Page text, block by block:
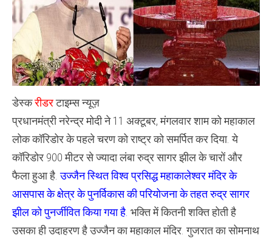
महाकाल
भव्य
उद्धघाटन
,
डेस्करीडरटाइम्स न्यूज़
प्रधानमंत्री नरेन्द्र मोदी ने 11 अक्‍टूबर, मंगलवार शाम को महाकाल
लोक कॉरिडोर के पहले चरण को राष्ट्र को समर्पित कर दिया. ये
कॉरिडोर 900 मीटर से ज्‍यादा लंबा रुद्र सागर झील के चारों और
फैला हुआ है. उज्जैन स्थित विश्व प्रसिद्ध महाकालेश्वर मंदिर के
आसपास के क्षेत्र के पुनर्विकास की परियोजना के तहत रुद्र सागर
झील को पुनर्जीवित किया गया है. भक्ति में कितनी शक्ति होती है
उसका ही उदाहरण है उज्‍जैन का महाकाल मंदिर. गुजरात का सोमनाथ